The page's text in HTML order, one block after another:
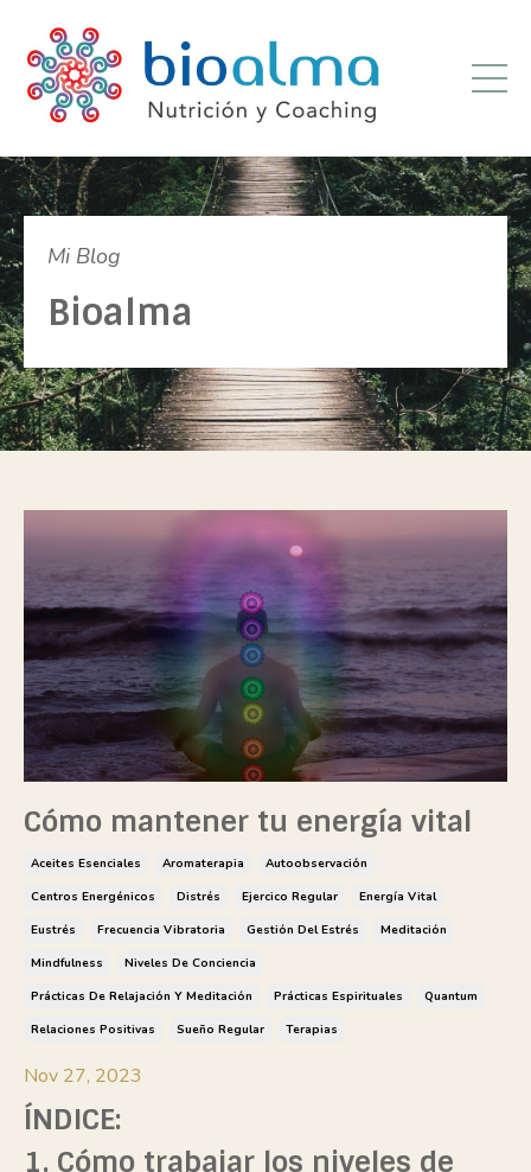
Mi Blog
Bioalma
Cómo mantener tu energía vital
Aceites Esenciales Aromaterapia
Autoobservación
Centros Energénicos
Distrés Ejercico Regular
Energía Vital
Eustrés
Frecuencia Vibratoria Gestión Del Estrés
Meditación
Mindfulness
Niveles De Conciencia
Prácticas De Relajación Y Meditación
Prácticas Espirituales
Quantum
Relaciones Positivas
Sueño Regular Terapias
Nov 27, 2023
ÍNDICE:
1. Cómo trabajar los niveles de